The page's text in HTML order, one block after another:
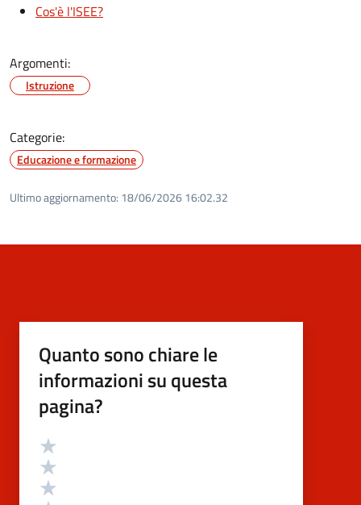
Cos'è l'ISEE?
Argomenti:
Istruzione
Categorie:
Educazione e formazione
Ultimo aggiornamento: 18/06/2026 16:02.32
Quanto sono chiare le
informazioni su questa
pagina?
Valutazione